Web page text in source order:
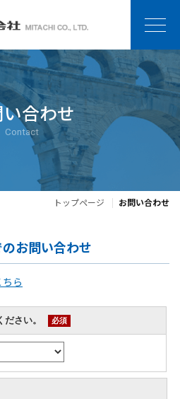
い合わせ
Contact
トップページ お問い合わせ
お問い合わせ
ちら
ださい。 必須